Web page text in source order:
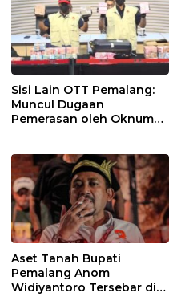
Sisi Lain OTT Pemalang:
Muncul Dugaan
Pemerasan oleh Oknum
Aset Tanah Bupati
Pemalang Anom
Widiyantoro Tersebar di